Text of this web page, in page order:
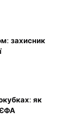
захисник
як